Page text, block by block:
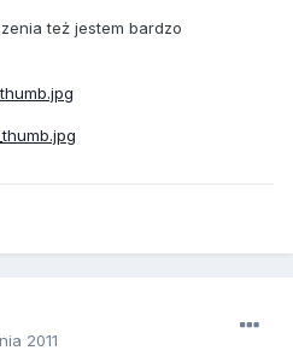
też jestem bardzo
2011